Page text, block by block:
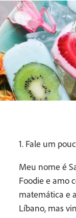
1. Fale um
Meu nome é
Foodie e amo
matemática e
Líbano, mas